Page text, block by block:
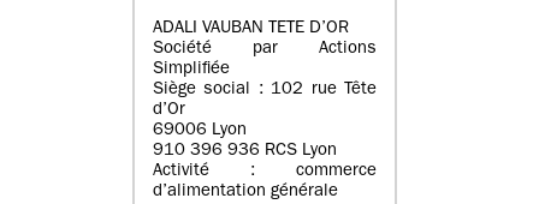
ADALI VAUBAN TETE D’OR
Société par Actions
Simplifiée
Siège social : 102 rue Tête
d’Or
69006 Lyon
910 396 936 RCS Lyon
Activité : commerce
d’alimentation générale